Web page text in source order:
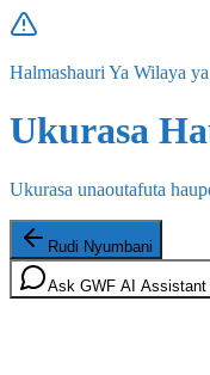
Halmashauri Ya Wilaya
Ukurasa
Ukurasa unaoutafuta
Rudi Nyumbani
Ask GWF AI Assistant